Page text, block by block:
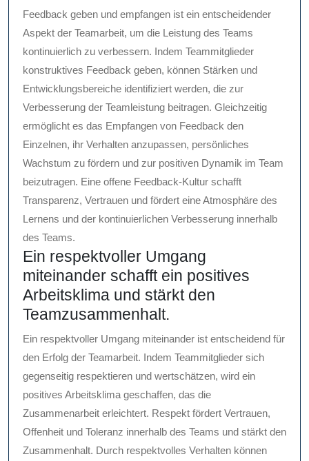
Feedback geben und empfangen ist ein entscheidender
Aspekt der Teamarbeit, um die Leistung des Teams
kontinuierlich zu verbessern. Indem Teammitglieder
konstruktives Feedback geben, können Stärken und
Entwicklungsbereiche identifiziert werden, die zur
Verbesserung der Teamleistung beitragen. Gleichzeitig
ermöglicht es das Empfangen von Feedback den
Einzelnen, ihr Verhalten anzupassen, persönliches
Wachstum zu fördern und zur positiven Dynamik im Team
beizutragen. Eine offene Feedback-Kultur schafft
Transparenz, Vertrauen und fördert eine Atmosphäre des
Lernens und der kontinuierlichen Verbesserung innerhalb
des Teams.
Ein respektvoller Umgang
miteinander schafft ein positives
Arbeitsklima und stärkt den
Teamzusammenhalt.
Ein respektvoller Umgang miteinander ist entscheidend für
den Erfolg der Teamarbeit. Indem Teammitglieder sich
gegenseitig respektieren und wertschätzen, wird ein
positives Arbeitsklima geschaffen, das die
Zusammenarbeit erleichtert. Respekt fördert Vertrauen,
Offenheit und Toleranz innerhalb des Teams und stärkt den
Zusammenhalt. Durch respektvolles Verhalten können